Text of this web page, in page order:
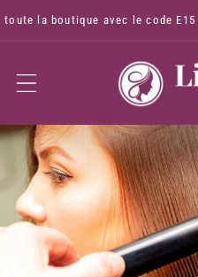
la boutique avec le code E15 🎁